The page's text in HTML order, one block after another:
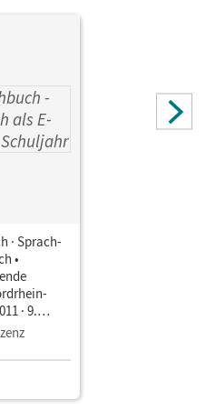
· Sprach-
•
· 9.